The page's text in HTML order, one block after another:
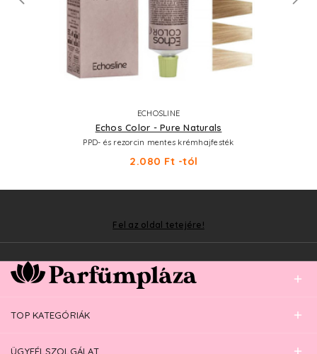
Echos Color - Pure Naturals
PPD- és rezorcin mentes krémhajfesték
2.080 Ft -tól
Fel az oldal tetejére!
TOP KATEGÓRIÁK
ÜGYFÉLSZOLGÁLAT